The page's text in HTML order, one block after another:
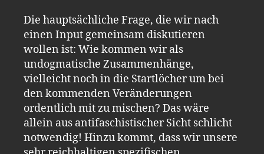
Die hauptsächliche Frage, die wir nach
einen Input gemeinsam diskutieren
wollen ist: Wie kommen wir als
undogmatische Zusammenhänge,
vielleicht noch in die Startlöcher um bei
den kommenden Veränderungen
ordentlich mit zu mischen? Das wäre
allein aus antifaschistischer Sicht schlicht
notwendig! Hinzu kommt, dass wir unsere